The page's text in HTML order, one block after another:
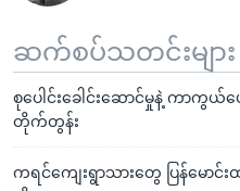
ဆက်စပ်သတင်းများ
စုပေါင်းခေါင်းဆောင်မှုနဲ့ ကာကွ
တိုက်တွန်း
ကရင်ကျေးရွာသားတွေ ပြန်မောင်